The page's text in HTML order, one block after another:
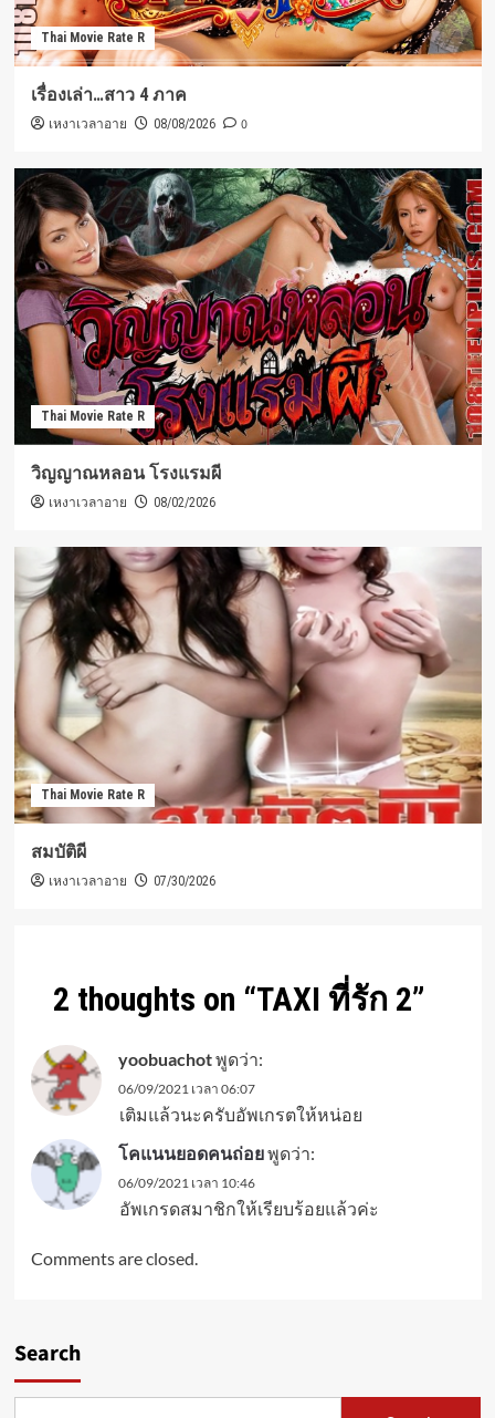
Thai Movie Rate R
เรื่องเล่า…สาว 4 ภาค
เหงาเวลาอาย 08/08/2026 0
Thai Movie Rate R
วิญญาณหลอน โรงแรมผี
เหงาเวลาอาย 08/02/2026
Thai Movie Rate R
สมบัติผี
เหงาเวลาอาย 07/30/2026
2 thoughts on “TAXI ที่รัก 2”
yoobuachotพูดว่า:
06/09/2021 เวลา 06:07
เติมแล้วนะครับอัพเกรตให้หน่อย
โคแนนยอดคนถ่อยพูดว่า:
06/09/2021 เวลา 10:46
อัพเกรดสมาชิกให้เรียบร้อยแล้วค่ะ
Comments are closed.
Search